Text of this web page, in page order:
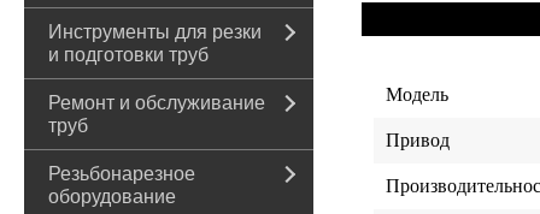
Инструменты для резки
и подготовки труб
Ремонт и обслуживание
труб
Резьбонарезное
оборудование
Модель
Привод